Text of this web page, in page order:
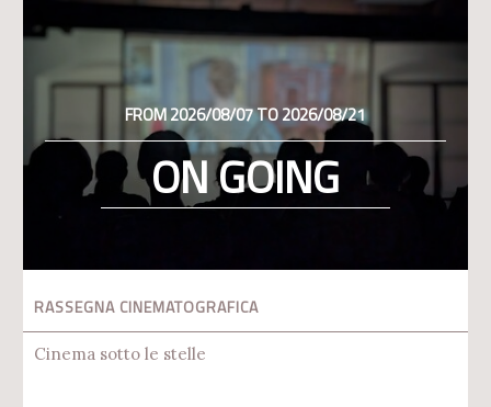
FROM 2026/08/07 TO 2026/08/21
ON GOING
RASSEGNA CINEMATOGRAFICA
Cinema sotto le stelle